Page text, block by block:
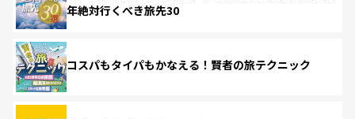
年絶対行くべき旅先30
コスパもタイパもかなえる！賢者の旅テクニック